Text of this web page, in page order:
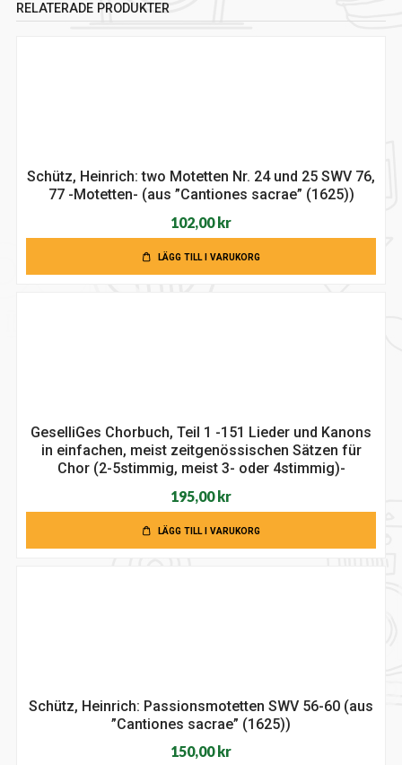
RELATERADE PRODUKTER
Schütz, Heinrich: two Motetten Nr. 24 und 25 SWV 76,
77 -Motetten- (aus ”Cantiones sacrae” (1625))
102,00kr
LÄGG TILL I VARUKORG
GeselliGes Chorbuch, Teil 1 -151 Lieder und Kanons
in einfachen, meist zeitgenössischen Sätzen für
Chor (2-5stimmig, meist 3- oder 4stimmig)-
195,00kr
LÄGG TILL I VARUKORG
Schütz, Heinrich: Passionsmotetten SWV 56-60 (aus
”Cantiones sacrae” (1625))
150,00 kr